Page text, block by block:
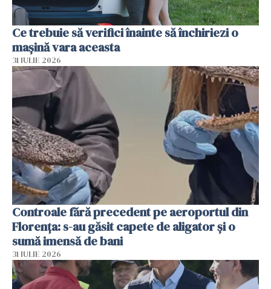
Ce trebuie să verifici înainte să închiriezi o
mașină vara aceasta
31 IULIE 2026
Controale fără precedent pe aeroportul din
Florența: s-au găsit capete de aligator și o
sumă imensă de bani
31 IULIE 2026